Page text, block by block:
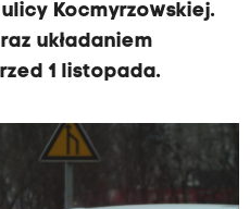
Kocmyrzowskiej.
układaniem
1 listopada.